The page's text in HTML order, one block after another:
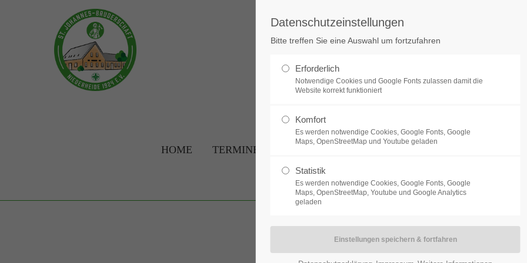
Login
Benutzername Lorem ipsum dolor sit amet:
/ 365days
We offer support for our customers
Mon - Fri 8:00am - 5:00pm
+44 1234 567 890
HOME TERMINE
Datenschutzeinstellungen
Bitte treffen Sie eine Auswahl um fortzufahren
Erforderlich
Notwendige Cookies und Google Fonts zulassen damit die
Website korrekt funktioniert
Komfort
Es werden notwendige Cookies, Google Fonts, Google
Maps, OpenStreetMap und Youtube geladen
Statistik
Es werden notwendige Cookies, Google Fonts, Google
Maps, OpenStreetMap, Youtube und Google Analytics
geladen